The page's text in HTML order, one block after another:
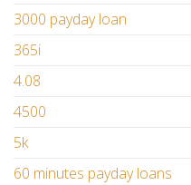
3000 payday loan
365i
4.08
4500
5k
60 minutes payday loans